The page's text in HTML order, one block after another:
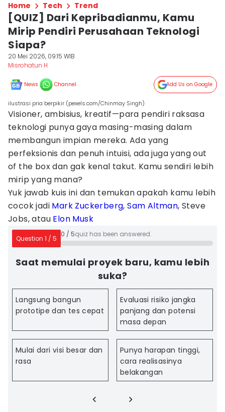
Home Tech Trend
[QUIZ] Dari Kepribadianmu, Kamu
Mirip Pendiri Perusahaan Teknologi
Siapa?
20 Mei 2026, 09:15 WIB
Misrohatun H
News Channel Add Us on Google
ilustrasi pria berpikir (pexels.com/Chinmay Singh)
Visioner, ambisius, kreatif—para pendiri raksasa
teknologi punya gaya masing-masing dalam
membangun impian mereka. Ada yang
perfeksionis dan penuh intuisi, ada juga yang out
of the box dan gak kenal takut. Kamu sendiri lebih
mirip yang mana?
Yuk jawab kuis ini dan temukan apakah kamu lebih
cocok jadi Mark Zuckerberg,Sam Altman, Steve
Jobs, atau Elon Musk
Question 1 / 5
0 / 5quiz has been answered.
Saat memulai proyek baru, kamu lebih
suka?
Langsung bangun
prototipe dan tes cepat
Evaluasi risiko jangka
panjang dan potensi
masa depan
Mulai dari visi besar dan
rasa
Punya harapan tinggi,
cara realisasinya
belakangan